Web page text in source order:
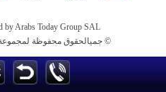
by Arabs Today Group SAL
جميالحقوق محفوظة لمجموعة العرب اليوم الاعلامية 2025 ©